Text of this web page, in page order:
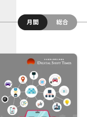
月間
総合